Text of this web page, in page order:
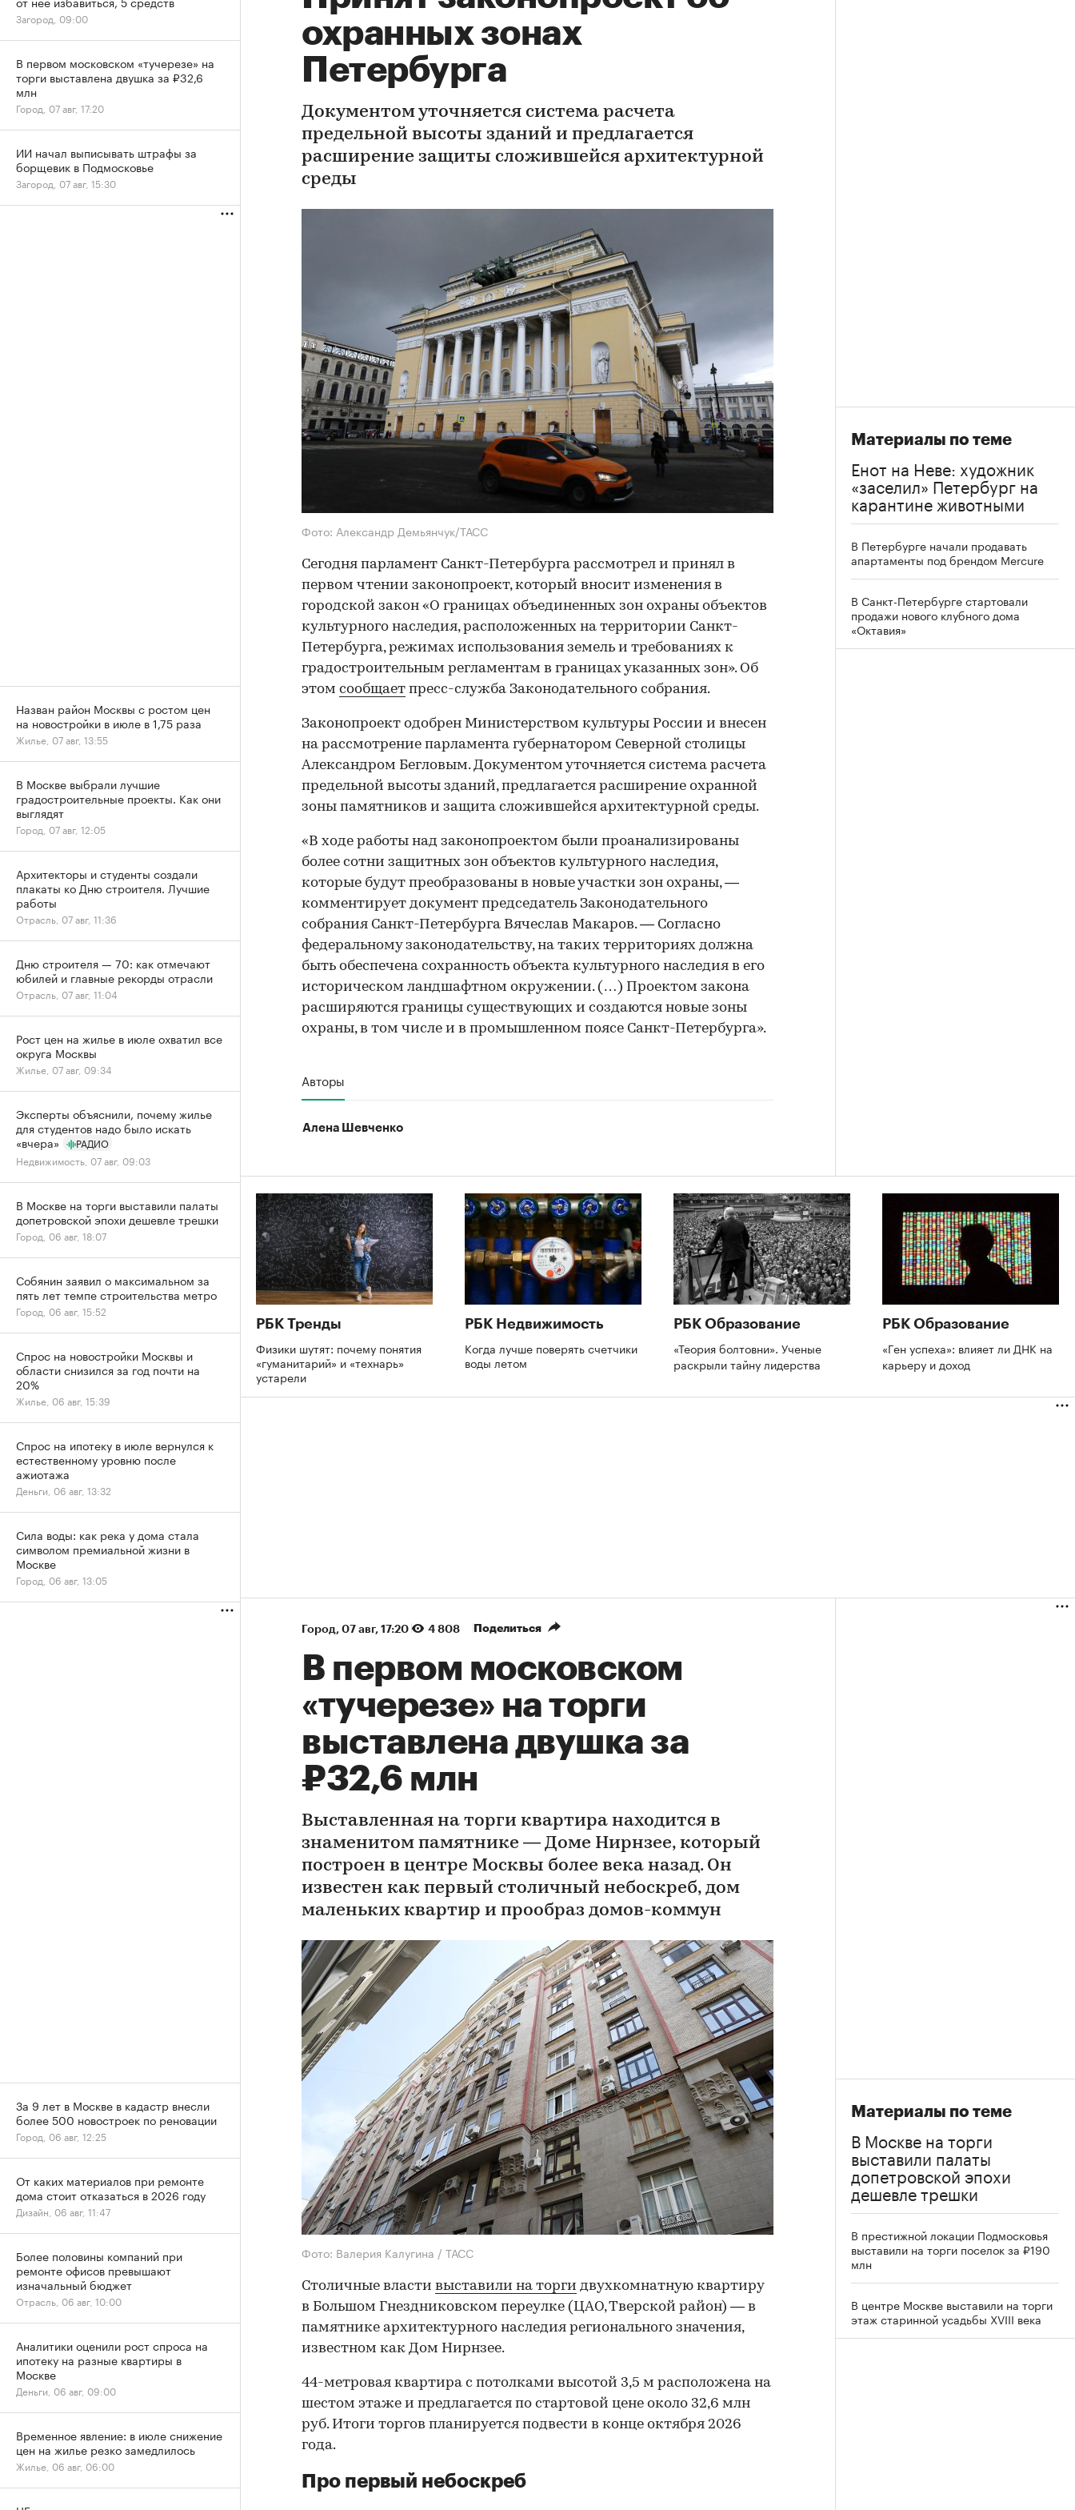
охранных зонах
Петербурга
Документом уточняется система расчета
предельной высоты зданий и предлагается
расширение защиты сложившейся архитектурной
среды
Фото: Александр Демьянчук/ТАСС
Сегодня парламент Санкт-Петербурга рассмотрел и принял в
первом чтении законопроект, который вносит изменения в
городской закон «О границах объединенных зон охраны объектов
культурного наследия, расположенных на территории Санкт-
Петербурга, режимах использования земель и требованиях к
градостроительным регламентам в границах указанных зон». Об
этом сообщает пресс-служба Законодательного собрания.
Законопроект одобрен Министерством культуры России и внесен
на рассмотрение парламента губернатором Северной столицы
Александром Бегловым. Документом уточняется система расчета
предельной высоты зданий, предлагается расширение охранной
зоны памятников и защита сложившейся архитектурной среды.
«В ходе работы над законопроектом были проанализированы
более сотни защитных зон объектов культурного наследия,
которые будут преобразованы в новые участки зон охраны, —
комментирует документ председатель Законодательного
собрания Санкт-Петербурга Вячеслав Макаров. — Согласно
федеральному законодательству, на таких территориях должна
быть обеспечена сохранность объекта культурного наследия в его
историческом ландшафтном окружении. (…) Проектом закона
расширяются границы существующих и создаются новые зоны
охраны, в том числе и в промышленном поясе Санкт-Петербурга».
Авторы
Алена Шевченко
Материалы по теме
Енот на Неве: художник
«заселил» Петербург на
карантине животными
В Петербурге начали продавать
апартаменты под брендом Mercure
В Санкт-Петербурге стартовали
продажи нового клубного дома
«Октавия»
РБК Тренды
Физики шутят: почему понятия
«гуманитарий» и «технарь»
устарели
РБК Недвижимость
Когда лучше поверять счетчики
воды летом
РБК Образование
«Теория болтовни». Ученые
раскрыли тайну лидерства
РБК Образование
«Ген успеха»: влияет ли ДНК на
карьеру и доход
Город⁠, 07 авг, 17:20 4 808 Поделиться
В первом московском
«тучерезе» на торги
выставлена двушка за
₽32,6 млн
Выставленная на торги квартира находится в
знаменитом памятнике — Доме Нирнзее, который
построен в центре Москвы более века назад. Он
известен как первый столичный небоскреб, дом
маленьких квартир и прообраз домов-коммун
Фото: Валерия Калугина / ТАСС
Столичные власти выставили на торги двухкомнатную квартиру
в Большом Гнездниковском переулке (ЦАО, Тверской район) — в
памятнике архитектурного наследия регионального значения,
известном как Дом Нирнзее.
44-метровая квартира с потолками высотой 3,5 м расположена на
шестом этаже и предлагается по стартовой цене около 32,6 млн
руб. Итоги торгов планируется подвести в конце октября 2026
года.
Про первый небоскреб
Материалы по теме
В Москве на торги
выставили палаты
допетровской эпохи
дешевле трешки
В престижной локации Подмосковья
выставили на торги поселок за ₽190
млн
В центре Москве выставили на торги
этаж старинной усадьбы XVIII века
Загород, 09:00
В первом московском «тучерезе» на
торги выставлена двушка за ₽32,6
млн
Город, 07 авг, 17:20
ИИ начал выписывать штрафы за
борщевик в Подмосковье
Загород, 07 авг, 15:30
Назван район Москвы с ростом цен
на новостройки в июле в 1,75 раза
Жилье, 07 авг, 13:55
В Москве выбрали лучшие
градостроительные проекты. Как они
выглядят
Город, 07 авг, 12:05
Архитекторы и студенты создали
плакаты ко Дню строителя. Лучшие
работы
Отрасль, 07 авг, 11:36
Дню строителя — 70: как отмечают
юбилей и главные рекорды отрасли
Отрасль, 07 авг, 11:04
Рост цен на жилье в июле охватил все
округа Москвы
Жилье, 07 авг, 09:34
Эксперты объяснили, почему жилье
для студентов надо было искать
«вчера»
РАДИО
Недвижимость, 07 авг, 09:03
В Москве на торги выставили палаты
допетровской эпохи дешевле трешки
Город, 06 авг, 18:07
Собянин заявил о максимальном за
пять лет темпе строительства метро
Город, 06 авг, 15:52
Спрос на новостройки Москвы и
области снизился за год почти на
20%
Жилье, 06 авг, 15:39
Спрос на ипотеку в июле вернулся к
естественному уровню после
ажиотажа
Деньги, 06 авг, 13:32
Сила воды: как река у дома стала
символом премиальной жизни в
Москве
Город, 06 авг, 13:05
За 9 лет в Москве в кадастр внесли
более 500 новостроек по реновации
Город, 06 авг, 12:25
От каких материалов при ремонте
дома стоит отказаться в 2026 году
Дизайн, 06 авг, 11:47
Более половины компаний при
ремонте офисов превышают
изначальный бюджет
Отрасль, 06 авг, 10:00
Аналитики оценили рост спроса на
ипотеку на разные квартиры в
Москве
Деньги, 06 авг, 09:00
Временное явление: в июле снижение
цен на жилье резко замедлилось
Жилье, 06 авг, 06:00